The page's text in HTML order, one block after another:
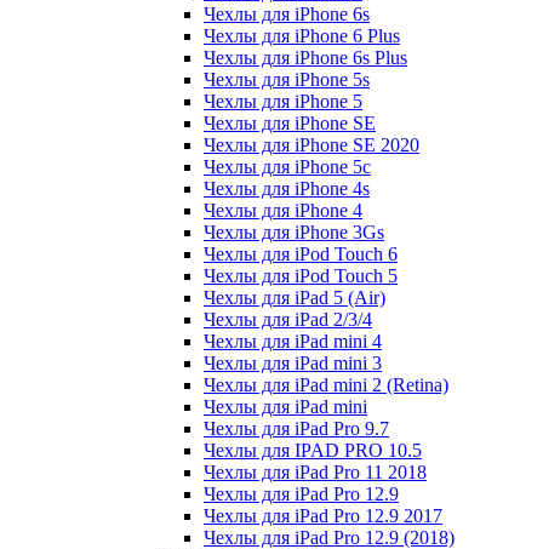
Чехлы для iPhone 6s
Чехлы для iPhone 6 Plus
Чехлы для iPhone 6s Plus
Чехлы для iPhone 5s
Чехлы для iPhone 5
Чехлы для iPhone SE
Чехлы для iPhone SE 2020
Чехлы для iPhone 5c
Чехлы для iPhone 4s
Чехлы для iPhone 4
Чехлы для iPhone 3Gs
Чехлы для iPod Touch 6
Чехлы для iPod Touch 5
Чехлы для iPad 5 (Air)
Чехлы для iPad 2/3/4
Чехлы для iPad mini 4
Чехлы для iPad mini 3
Чехлы для iPad mini 2 (Retina)
Чехлы для iPad mini
Чехлы для iPad Pro 9.7
Чехлы для IPAD PRO 10.5
Чехлы для iPad Pro 11 2018
Чехлы для iPad Pro 12.9
Чехлы для iPad Pro 12.9 2017
Чехлы для iPad Pro 12.9 (2018)